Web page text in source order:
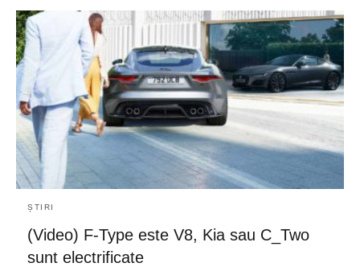
ȘTIRI
(Video) F-Type este V8, Kia sau C_Two
sunt electrificate